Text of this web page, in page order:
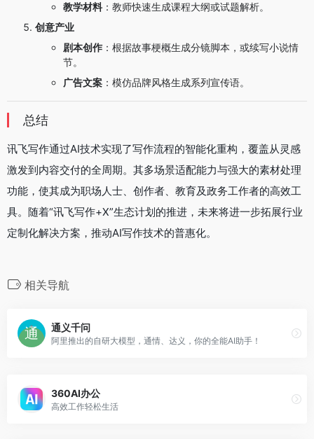
教学材料：教师快速生成课程大纲或试题解析。
创意产业
剧本创作 ：根据故事梗概生成分镜脚本，或续写小说情
节。
广告文案 ：模仿品牌风格生成系列宣传语。
总结
讯飞写作通过AI技术实现了写作流程的智能化重构，覆盖从灵感
激发到内容交付的全周期。其多场景适配能力与强大的素材处理
功能，使其成为职场人士、创作者、教育及政务工作者的高效工
具。随着“讯飞写作+X”生态计划的推进，未来将进一步拓展行业
定制化解决方案，推动AI写作技术的普惠化。
相关导航
通义千问
阿里推出的自研大模型，通情、达义，你的全能AI助手！
360AI办公
高效工作轻松生活